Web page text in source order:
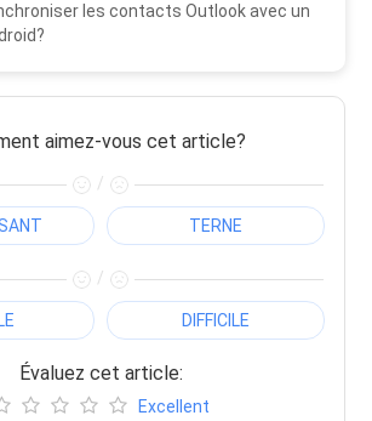
les contacts Outlook avec un
aimez-vous cet article?
/
TERNE
/
DIFFICILE
Évaluez cet article:
Excellent